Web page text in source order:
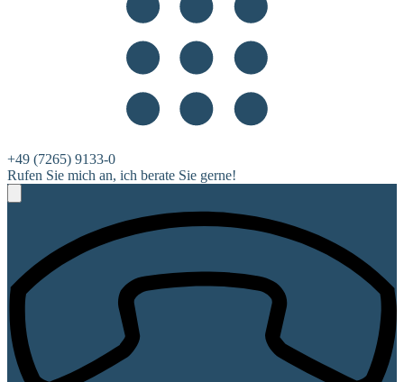
+49 (7265) 9133-0
Rufen Sie mich an, ich berate Sie gerne!